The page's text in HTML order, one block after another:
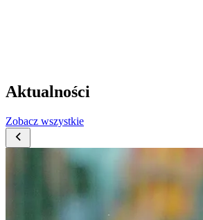
Aktualności
Zobacz wszystkie